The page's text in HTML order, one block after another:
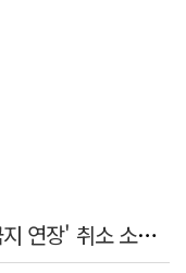
"수사 차질 우려"…전한길, '출국금지 연장' 취소 소송 패소